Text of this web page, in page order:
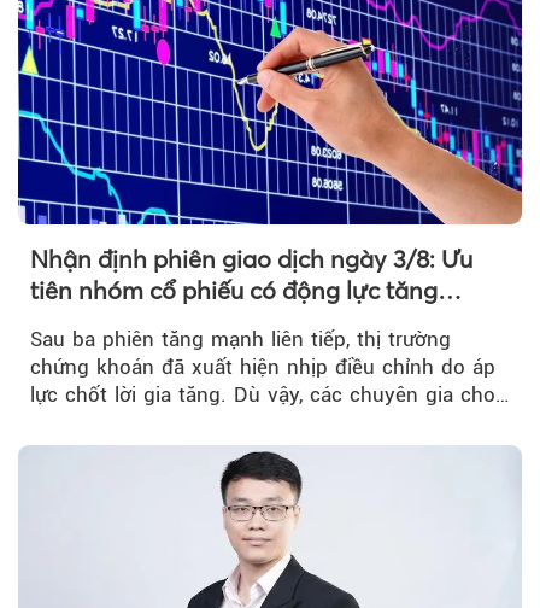
Nhận định phiên giao dịch ngày 3/8: Ưu
tiên nhóm cổ phiếu có động lực tăng
Sau ba phiên tăng mạnh liên tiếp, thị trường
chứng khoán đã xuất hiện nhịp điều chỉnh do áp
lực chốt lời gia tăng. Dù vậy, các chuyên gia cho